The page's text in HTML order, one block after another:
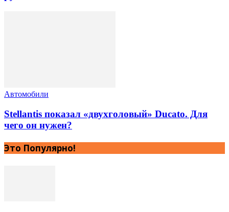
Автомобили
Stellantis показал «двухголовый» Ducato. Для
чего он нужен?
Это Популярно!